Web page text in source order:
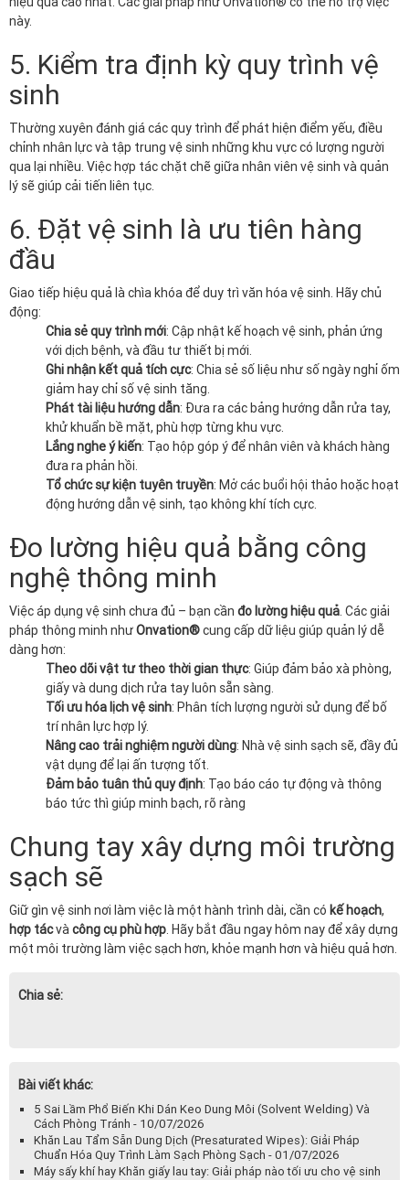
này.
5. Kiểm tra định kỳ quy trình vệ
sinh
Thường xuyên đánh giá các quy trình để phát hiện điểm yếu, điều
chỉnh nhân lực và tập trung vệ sinh những khu vực có lượng người
qua lại nhiều. Việc hợp tác chặt chẽ giữa nhân viên vệ sinh và quản
lý sẽ giúp cải tiến liên tục.
6. Đặt vệ sinh là ưu tiên hàng
đầu
Giao tiếp hiệu quả là chìa khóa để duy trì văn hóa vệ sinh. Hãy chủ
động:
Chia sẻ quy trình mới: Cập nhật kế hoạch vệ sinh, phản ứng
với dịch bệnh, và đầu tư thiết bị mới.
Ghi nhận kết quả tích cực: Chia sẻ số liệu như số ngày nghỉ ốm
giảm hay chỉ số vệ sinh tăng.
Phát tài liệu hướng dẫn: Đưa ra các bảng hướng dẫn rửa tay,
khử khuẩn bề mặt, phù hợp từng khu vực.
Lắng nghe ý kiến: Tạo hộp góp ý để nhân viên và khách hàng
đưa ra phản hồi.
Tổ chức sự kiện tuyên truyền: Mở các buổi hội thảo hoặc hoạt
động hướng dẫn vệ sinh, tạo không khí tích cực.
Đo lường hiệu quả bằng công
nghệ thông minh
Việc áp dụng vệ sinh chưa đủ – bạn cần đo lường hiệu quả . Các giải
pháp thông minh nhưOnvation®cung cấp dữ liệu giúp quản lý dễ
dàng hơn:
Theo dõi vật tư theo thời gian thực: Giúp đảm bảo xà phòng,
giấy và dung dịch rửa tay luôn sẵn sàng.
Tối ưu hóa lịch vệ sinh: Phân tích lượng người sử dụng để bố
trí nhân lực hợp lý.
Nâng cao trải nghiệm người dùng: Nhà vệ sinh sạch sẽ, đầy đủ
vật dụng để lại ấn tượng tốt.
Đảm bảo tuân thủ quy định: Tạo báo cáo tự động và thông
báo tức thì giúp minh bạch, rõ ràng
Chung tay xây dựng môi trường
sạch sẽ
Giữ gìn vệ sinh nơi làm việc là một hành trình dài, cần có kế hoạch,
hợp tácvà công cụ phù hợp . Hãy bắt đầu ngay hôm nay để xây dựng
một môi trường làm việc sạch hơn, khỏe mạnh hơn và hiệu quả hơn.
Chia sẻ:
Bài viết khác:
5 Sai Lầm Phổ Biến Khi Dán Keo Dung Môi (Solvent Welding) Và
Cách Phòng Tránh - 10/07/2026
Khăn Lau Tẩm Sẵn Dung Dịch (Presaturated Wipes): Giải Pháp
Chuẩn Hóa Quy Trình Làm Sạch Phòng Sạch - 01/07/2026
Máy sấy khí hay Khăn giấy lau tay: Giải pháp nào tối ưu cho vệ sinh